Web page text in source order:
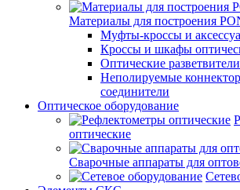
Материалы для построения
Муфты-кроссы и
Кроссы и шкафы
Оптические
Неполируемые
соединители
Оптическое оборудование
оптические
Сварочные аппараты для